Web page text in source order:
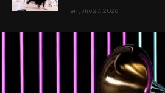
en julio 27, 2026